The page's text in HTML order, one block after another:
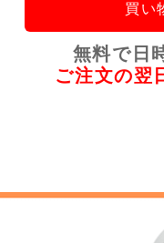
買い
無料で日
ご注文の翌